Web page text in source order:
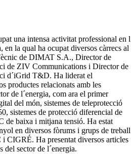
una intensa activitat professional en l
en la qual ha ocupat diversos càrrecs al
de DIMAT S.A., Director de
de ZIV Communications i Director de
d´iGrid T&D. Ha liderat el
productes relacionats amb les
de l´energia, com ara el primer
del món, sistemes de teleprotecció
sistemes de protecció diferencial de
de baixa i mitjana tensió. Ha estat
en diversos fòrums i grups de treball
CIGRÉ. Ha presentat diversos articles
del sector de l´energia.